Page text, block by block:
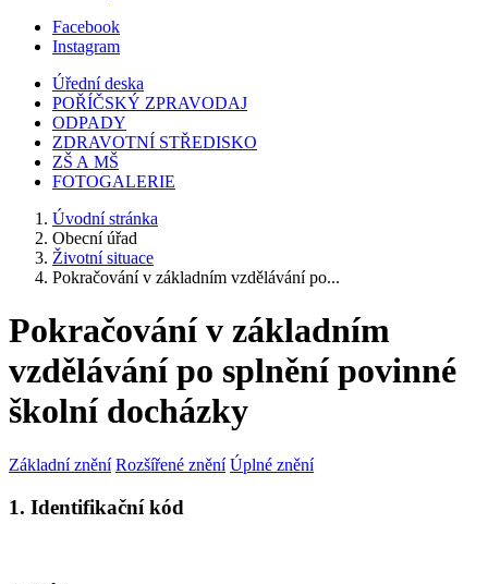
Facebook
Instagram
Úřední deska
POŘÍČSKÝ ZPRAVODAJ
ODPADY
ZDRAVOTNÍ STŘEDISKO
ZŠ A MŠ
FOTOGALERIE
Úvodní stránka
Obecní úřad
Životní situace
Pokračování v základním vzdělávání po...
Pokračování v základním
vzdělávání po splnění povinné
školní docházky
Základní znění Rozšířené znění Úplné znění
1. Identifikační kód